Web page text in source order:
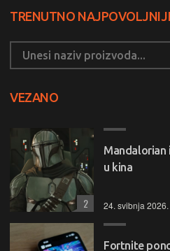
TRENUTNO
VEZANO
Mandalorian
u kina
24. svibnja 2026.
2
Fortnite